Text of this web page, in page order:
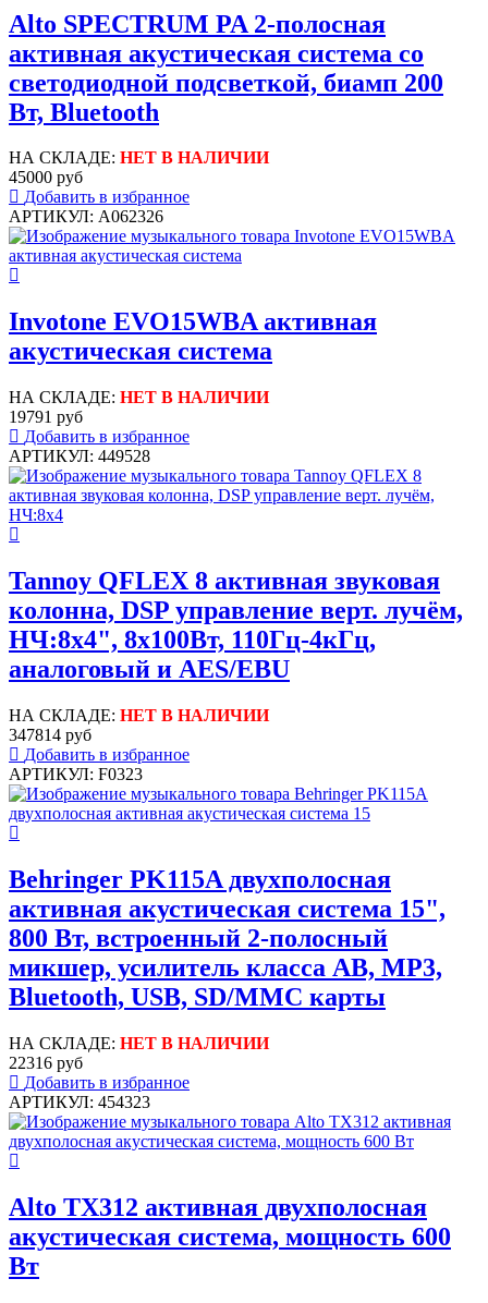
Alto SPECTRUM PA 2-полосная
активная акустическая система со
светодиодной подсветкой, биамп 200
Вт, Bluetooth
НА СКЛАДЕ: НЕТ В НАЛИЧИИ
45000 руб
Добавить в избранное
АРТИКУЛ: A062326
Invotone EVO15WBA активная
акустическая система
НА СКЛАДЕ: НЕТ В НАЛИЧИИ
19791 руб
Добавить в избранное
АРТИКУЛ: 449528
Tannoy QFLEX 8 активная звуковая
колонна, DSP управление верт. лучём,
НЧ:8х4", 8х100Вт, 110Гц-4кГц,
аналоговый и AES/EBU
НА СКЛАДЕ: НЕТ В НАЛИЧИИ
347814 руб
Добавить в избранное
АРТИКУЛ: F0323
Behringer PK115A двухполосная
активная акустическая система 15",
800 Вт, встроенный 2-полосный
микшер, усилитель класса AB, MP3,
Bluetooth, USB, SD/MMC карты
НА СКЛАДЕ: НЕТ В НАЛИЧИИ
22316 руб
Добавить в избранное
АРТИКУЛ: 454323
Alto TX312 активная двухполосная
акустическая система, мощность 600
Вт